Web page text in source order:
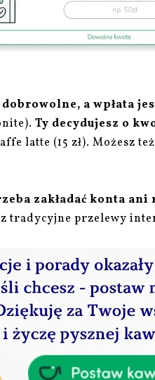
a wpłata
Ty decydujesz o
latte (15 zł). Możesz
zakładać konta
tradycyjne przelewy